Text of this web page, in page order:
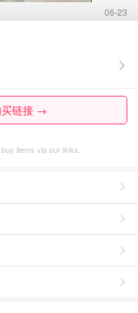
06-23
买链接 →
items via our links.